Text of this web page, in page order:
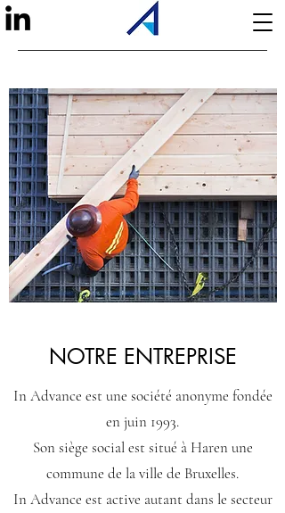
NOTRE ENTREPRISE
In Advance est une société anonyme fondée
en juin 1993.
Son siège social est situé à Haren une
commune de la ville de Bruxelles.
In Advance est active autant dans le secteur